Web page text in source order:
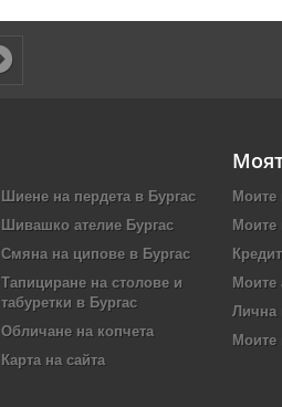
Шиене на пердета в Бургас
Шивашко ателие Бургас
Смяна на ципове в Бургас
Тапициране на столове и
табуретки в Бургас
Обличане на копчета
Карта на сайта
Моите
Моите
Моите
Лична
Моите